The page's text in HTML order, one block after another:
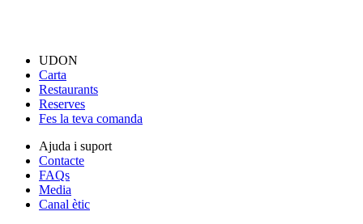
UDON
Carta
Restaurants
Reserves
Fes la teva comanda
Ajuda i suport
Contacte
FAQs
Media
Canal ètic